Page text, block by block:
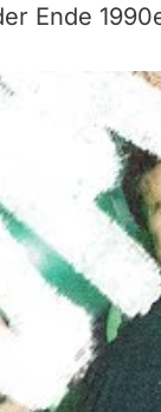
Ende